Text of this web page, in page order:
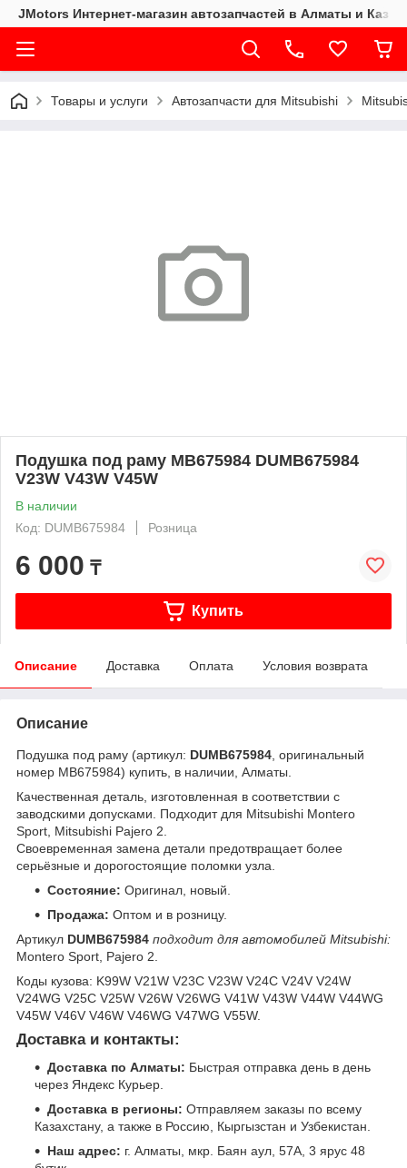
JMotors Интернет-магазин автозапчастей в Алматы и
Товары и услуги Автозапчасти для Mitsubishi
Подушка под раму MB675984 DUMB675984
V23W V43W V45W
В наличии
Код: DUMB675984
Розница
6 000 ₸
Купить
Описание Доставка Оплата Условия возврата
Описание
Подушка под раму (артикул: DUMB675984 , оригинальный
номер MB675984) купить, в наличии, Алматы.
Качественная деталь, изготовленная в соответствии с
заводскими допусками. Подходит для Mitsubishi Montero
Sport, Mitsubishi Pajero 2.
Своевременная замена детали предотвращает более
серьёзные и дорогостоящие поломки узла.
Состояние: Оригинал, новый.
Продажа: Оптом и в розницу.
Артикул DUMB675984 подходит для автомобилей Mitsubishi:
Montero Sport, Pajero 2.
Коды кузова: K99W V21W V23C V23W V24C V24V V24W
V24WG V25C V25W V26W V26WG V41W V43W V44W V44WG
V45W V46V V46W V46WG V47WG V55W.
Доставка и контакты:
Доставка по Алматы: Быстрая отправка день в день
через Яндекс Курьер.
Доставка в регионы: Отправляем заказы по всему
Казахстану, а также в Россию, Кыргызстан и Узбекистан.
Наш адрес: г. Алматы, мкр. Баян аул, 57А, 3 ярус 48